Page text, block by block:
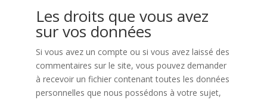
Les droits que vous avez
sur vos données
Si vous avez un compte ou si vous avez laissé des
commentaires sur le site, vous pouvez demander
à recevoir un fichier contenant toutes les données
personnelles que nous possédons à votre sujet,